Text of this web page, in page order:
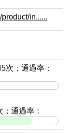
in......
次；通過率：
通過率：